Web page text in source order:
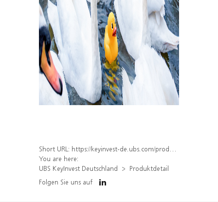
Short URL: https://keyinvest-de.ubs.com/produkt/detail/index/isin/DE000WA8NE42
You are here:
UBS KeyInvest Deutschland
Produktdetail
Folgen Sie uns auf